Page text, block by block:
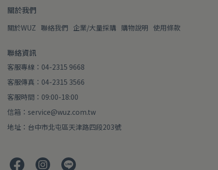
關於我們
關於WUZ 聯絡我們 企業/大量採購 購物說明 使用條款
聯絡資訊
客服專線：04-2315 9668
客服傳真：04-2315 3566
客服時間：09:00-18:00
信箱：service@wuz.com.tw
地址：台中市北屯區天津路四段203號